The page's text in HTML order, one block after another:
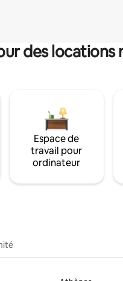
des
Espace de
travail pour
ordinateur